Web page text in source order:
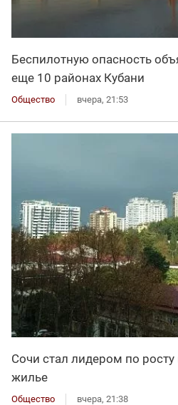
Беспилотную опасность
еще 10 районах Кубани
Общество вчера, 21:53
Сочи стал лидером по
жилье
Общество вчера, 21:38